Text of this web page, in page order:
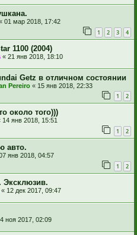
01 мар 2018, 17:42
1 2 3 4
1100 (2004)
« 21 янв 2018, 18:10
Getz в отличном состоянии
Pereiro « 15 янв 2018, 22:33
1 2
около того)))
14 янв 2018, 15:51
1 2
авто.
янв 2018, 04:57
1 2
Эксклюзив.
« 12 дек 2017, 09:47
ноя 2017, 02:09